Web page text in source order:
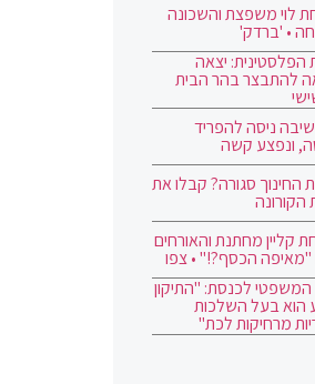
לוי משפצת והשכונה
• 'ברדק'
הפלסטינית: יצאה
להתבצר בהר הבית
ניסה להפריד
ונפצע קשה
החינוך סגורה? קבלו את
הקורונה
קליין מחתנת והאורחים
"מאיפה הכסף?!" • צפו
המשפטי לכנסת: "התיקון
הוא בעל השלכות
מרחיקות לכת"